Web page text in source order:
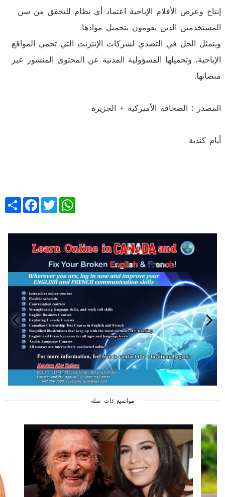
إنتاج وعرض الأفلام الإباحية اعتماد أي نظام للتحقق من سن
المستخدمين الذين يقومون بتحميل موادها.
ويتمثل الحل في التصدي لشركات الإنترنت التي تحمي المواقع
الإباحية، وتحميلها المسؤولية المدنية عن المحتوى المنشور عبر
منصاتها.
المصدر : الصحافة الأميركية + الجزيرة
أيام كندية
Share
FacebookTwitter
WhatsApp
مواضيع ذات صلة